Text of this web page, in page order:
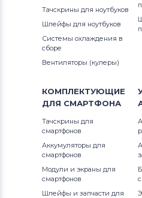
Вентиляторы
Вентиляторы (кулеры)
Вентиляторы
Вентиляторы
Вентиляторы
Вентиляторы (кулеры)
Тачскрины для ноутбуков
Шлейфы для ноутбуков
Системы охлаждения в
сборе
Вентиляторы (кулеры)
КОМПЛЕКТУЮЩИЕ
ДЛЯ СМАРТФОНА
Тачскрины для
смартфонов
Аккумуляторы для
смартфонов
Модули и экраны для
смартфонов
Шлейфы и запчасти для